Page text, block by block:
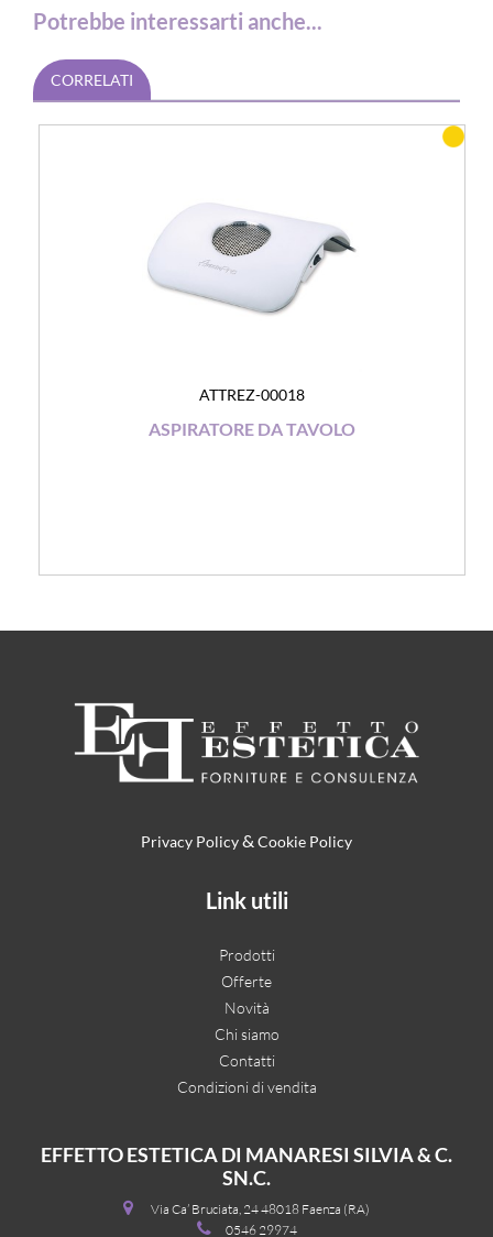
Potrebbe interessarti anche...
CORRELATI
ATTREZ-00018
ASPIRATORE DA TAVOLO
Privacy Policy& Cookie Policy
Link utili
Prodotti
Offerte
Novità
Chi siamo
Contatti
Condizioni di vendita
EFFETTO ESTETICA DI MANARESI SILVIA & C.
SN.C.
Via Ca’ Bruciata, 24 48018 Faenza (RA)
0546 29974